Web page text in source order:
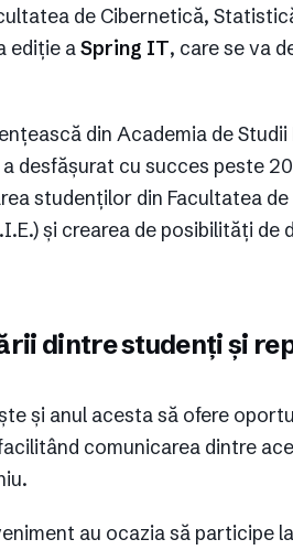
de Cibernetică,
ediție aSpring IT, care se va
din Academia de
desfășurat cu succes peste
studenților din Facultatea
și crearea de posibilități de
dintre studenți și
și anul acesta să ofere
comunicarea dintre
au ocazia să participe